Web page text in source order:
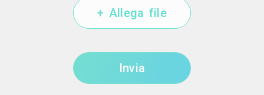
+ Allega file
Invia